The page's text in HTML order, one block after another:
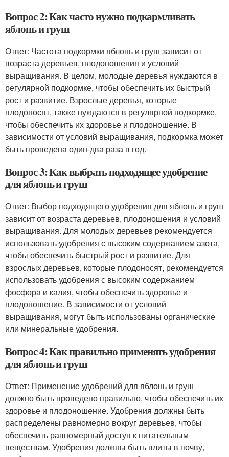
Вопрос 2: Как часто нужно подкармливать
яблонь и груш
Ответ: Частота подкормки яблонь и груш зависит от
возраста деревьев, плодоношения и условий
выращивания. В целом, молодые деревья нуждаются в
регулярной подкормке, чтобы обеспечить их быстрый
рост и развитие. Взрослые деревья, которые
плодоносят, также нуждаются в регулярной подкормке,
чтобы обеспечить их здоровье и плодоношение. В
зависимости от условий выращивания, подкормка может
быть проведена один-два раза в год.
Вопрос 3: Как выбрать подходящее удобрение
для яблонь и груш
Ответ: Выбор подходящего удобрения для яблонь и груш
зависит от возраста деревьев, плодоношения и условий
выращивания. Для молодых деревьев рекомендуется
использовать удобрения с высоким содержанием азота,
чтобы обеспечить быстрый рост и развитие. Для
взрослых деревьев, которые плодоносят, рекомендуется
использовать удобрения с высоким содержанием
фосфора и калия, чтобы обеспечить здоровье и
плодоношение. В зависимости от условий
выращивания, могут быть использованы органические
или минеральные удобрения.
Вопрос 4: Как правильно применять удобрения
для яблонь и груш
Ответ: Применение удобрений для яблонь и груш
должно быть проведено правильно, чтобы обеспечить их
здоровье и плодоношение. Удобрения должны быть
распределены равномерно вокруг деревьев, чтобы
обеспечить равномерный доступ к питательным
веществам. Удобрения должны быть влиты в почву,